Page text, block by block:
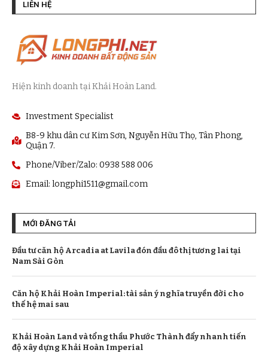
LIÊN HỆ
Hiện kinh doanh tại Khải Hoàn Land.
Investment Specialist
B8-9 khu dân cư Kim Sơn, Nguyễn Hữu Thọ, Tân Phong,
Quận 7.
Phone/Viber/Zalo: 0938 588 006
Email: longphi1511@gmail.com
MỚI ĐĂNG TẢI
Đầu tư căn hộ Arcadia at Lavila đón đầu đô thị tương lai tại
Nam Sài Gòn
Căn hộ Khải Hoàn Imperial: tài sản ý nghĩa truyền đời cho
thế hệ mai sau
Khải Hoàn Land và tổng thầu Phước Thành đẩy nhanh tiến
độ xây dựng Khải Hoàn Imperial